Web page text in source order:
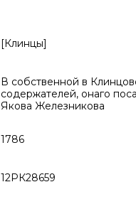
[Клинцы]
В собственной в
содержателей, онаго
Якова Железникова
1786
12РК28659